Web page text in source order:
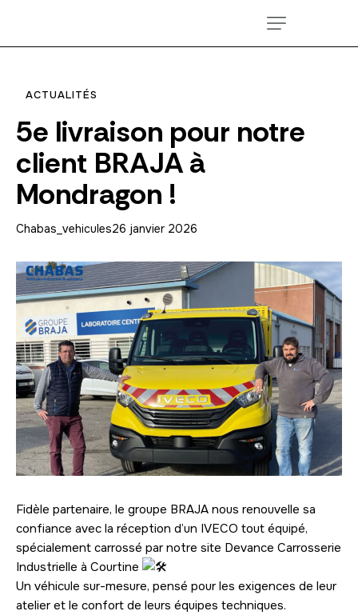
ACTUALITÉS
5e livraison pour notre
client BRAJA à
Mondragon !
Chabas_vehicules26 janvier 2026
Fidèle partenaire, le groupe BRAJA nous renouvelle sa
confiance avec la réception d’un IVECO tout équipé,
spécialement carrossé par notre site Devance Carrosserie
Industrielle à Courtine
Un véhicule sur-mesure, pensé pour les exigences de leur
atelier et le confort de leurs équipes techniques.